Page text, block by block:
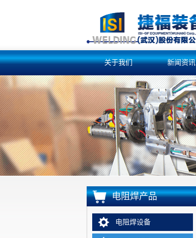
关于我们 新闻资讯
电阻焊产品
电阻焊设备